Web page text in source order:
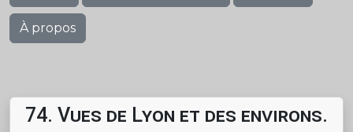
À propos
74. Vues de Lyon et des environs.